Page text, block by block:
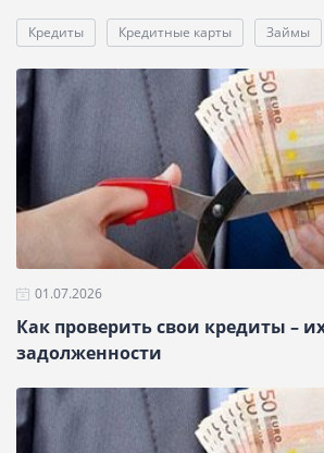
Кредиты Кредитные карты Займы
01.07.2026
Как проверить свои кредиты –
задолженности